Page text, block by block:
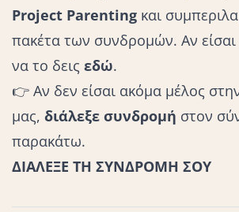
Project Parenting και
πακέτα των συνδρομών. Αν είσαι
να το δεις εδώ.
👉 Αν δεν είσαι ακόμα μέλος
μας, διάλεξε συνδρομή στον
παρακάτω.
ΔΙΑΛΕΞΕ ΤΗ ΣΥΝΔΡΟΜΗ ΣΟΥ